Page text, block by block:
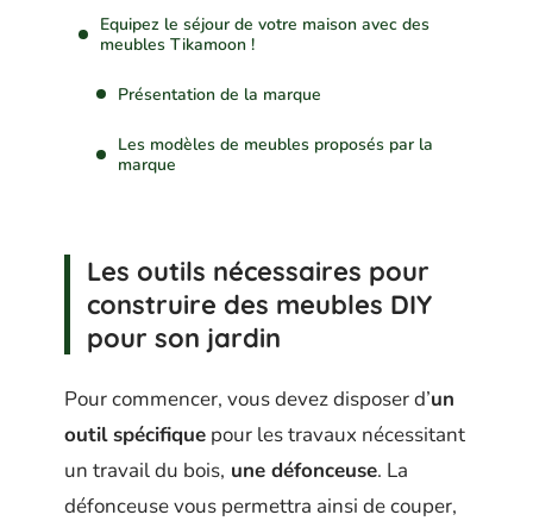
Equipez le séjour de votre maison avec des
meubles Tikamoon !
Présentation de la marque
Les modèles de meubles proposés par la
marque
Les outils nécessaires pour
construire des meubles DIY
pour son jardin
Pour commencer, vous devez disposer d’un
outil spécifique pour les travaux nécessitant
un travail du bois, une défonceuse. La
défonceuse vous permettra ainsi de couper,